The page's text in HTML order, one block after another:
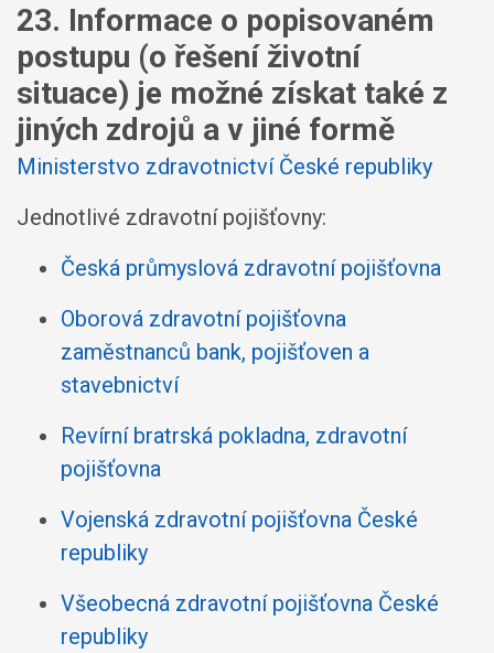
23. Informace o popisovaném
postupu (o řešení životní
situace) je možné získat také z
jiných zdrojů a v jiné formě
Ministerstvo zdravotnictví České republiky
Jednotlivé zdravotní pojišťovny:
Česká průmyslová zdravotní pojišťovna
Oborová zdravotní pojišťovna
zaměstnanců bank, pojišťoven a
stavebnictví
Revírní bratrská pokladna, zdravotní
pojišťovna
Vojenská zdravotní pojišťovna České
republiky
Všeobecná zdravotní pojišťovna České
republiky